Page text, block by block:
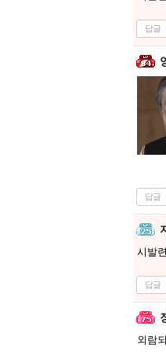
답글
답글
시발
답글
외람